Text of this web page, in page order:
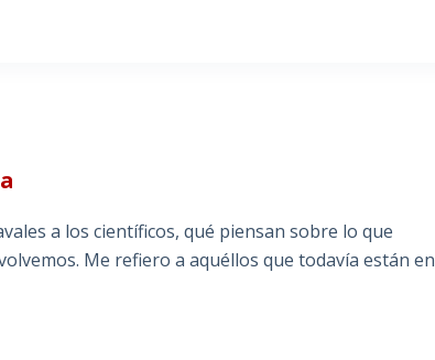
a los científicos, qué piensan sobre lo que
Me refiero a aquéllos que todavía están en